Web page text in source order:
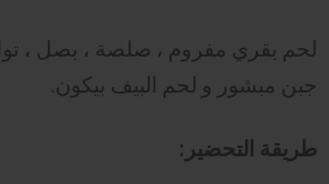
لحم بقري مفروم ، صلصة ، بصل ،
جبن مبشور و لحم البيف بيكون.
طريقة التحضير: